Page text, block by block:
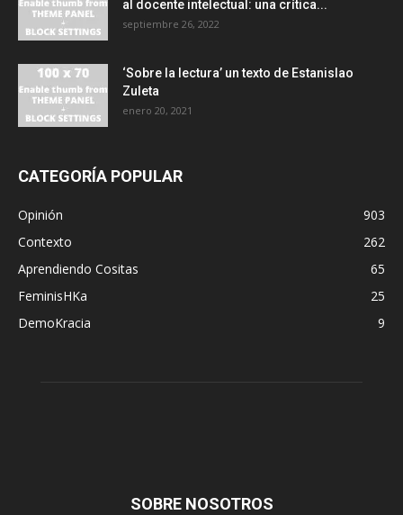
al docente intelectual: una crítica...
septiembre 26, 2022
‘Sobre la lectura’ un texto de Estanislao
Zuleta
enero 20, 2021
CATEGORÍA POPULAR
Opinión
903
Contexto
262
Aprendiendo Cositas
65
FeminisHKa
25
DemoKracia
9
SOBRE NOSOTROS